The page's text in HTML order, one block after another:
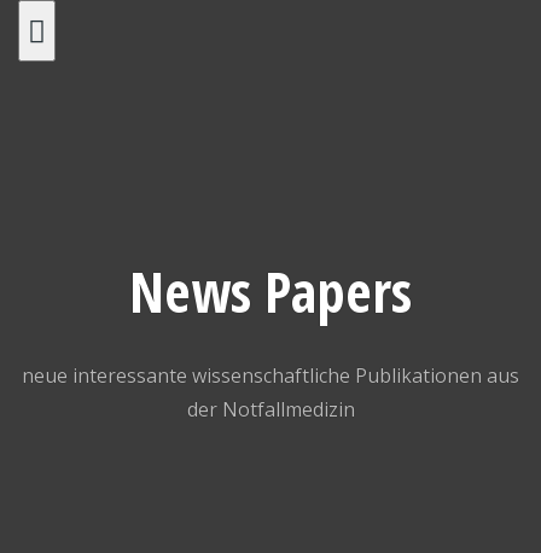
News Papers
neue interessante wissenschaftliche Publikationen aus
der Notfallmedizin